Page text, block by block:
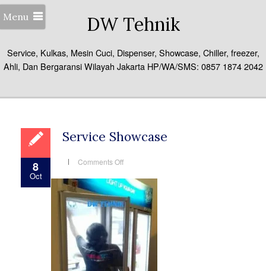
Menu DW Tehnik
Service, Kulkas, Mesin Cuci, Dispenser, Showcase, Chiller, freezer,
Ahli, Dan Bergaransi Wilayah Jakarta HP/WA/SMS: 0857 1874 2042
8
Oct
Service Showcase
Comments Offon